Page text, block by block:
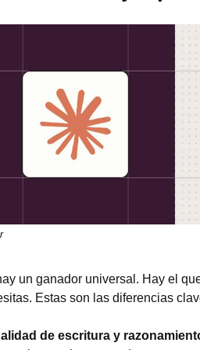
un ganador universal. Hay el
Estas son las diferencias
de escritura y